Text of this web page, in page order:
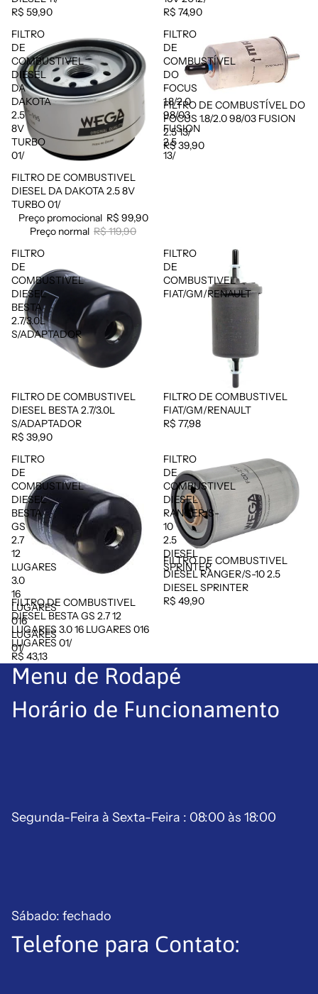
R$ 59,90
R$ 74,90
FILTRO
DE
COMBUSTIVEL
DIESEL
DA
DAKOTA
2.5
8V
TURBO
01/
Promoção
FILTRO DE COMBUSTIVEL
DIESEL DA DAKOTA 2.5 8V
TURBO 01/
Preço promocional R$ 99,90
Preço normal R$ 119,90
FILTRO
DE
COMBUSTÍVEL
DO
FOCUS
1.8/2.0
98/03
FUSION
2.5
13/
FILTRO DE COMBUSTÍVEL DO
FOCUS 1.8/2.0 98/03 FUSION
2.5 13/
R$ 39,90
FILTRO
DE
COMBUSTIVEL
DIESEL
BESTA
2.7/3.0L
S/ADAPTADOR
FILTRO DE COMBUSTIVEL
DIESEL BESTA 2.7/3.0L
S/ADAPTADOR
R$ 39,90
FILTRO
DE
COMBUSTIVEL
FIAT/GM/RENAULT
FILTRO DE COMBUSTIVEL
FIAT/GM/RENAULT
R$ 77,98
FILTRO
DE
COMBUSTIVEL
DIESEL
BESTA
GS
2.7
12
LUGARES
3.0
16
LUGARES
016
LUGARES
01/
FILTRO DE COMBUSTIVEL
DIESEL BESTA GS 2.7 12
LUGARES 3.0 16 LUGARES 016
LUGARES 01/
R$ 43,13
FILTRO
DE
COMBUSTIVEL
DIESEL
RANGER/S-
10
2.5
DIESEL
SPRINTER
FILTRO DE COMBUSTIVEL
DIESEL RANGER/S-10 2.5
DIESEL SPRINTER
R$ 49,90
Menu de Rodapé
Horário de Funcionamento
Segunda-Feira à Sexta-Feira : 08:00 às 18:00
Sábado: fechado
Telefone para Contato: